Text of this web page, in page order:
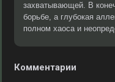
захватывающей. В
борьбе, а глубокая
полном хаоса и
Комментарии